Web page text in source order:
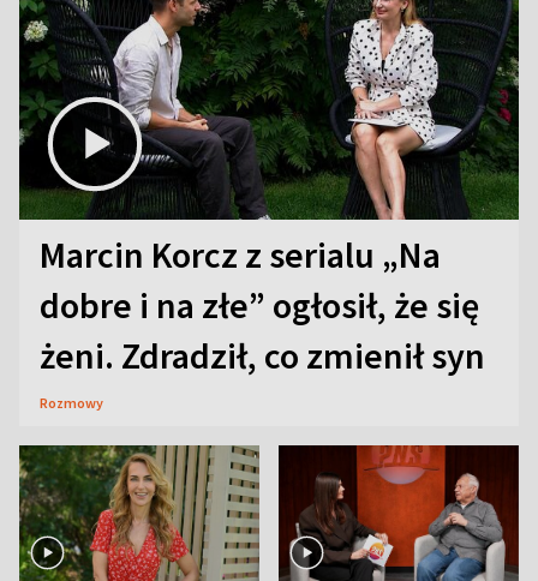
Marcin Korcz z serialu „Na
dobre i na złe” ogłosił, że się
żeni. Zdradził, co zmienił syn
Rozmowy